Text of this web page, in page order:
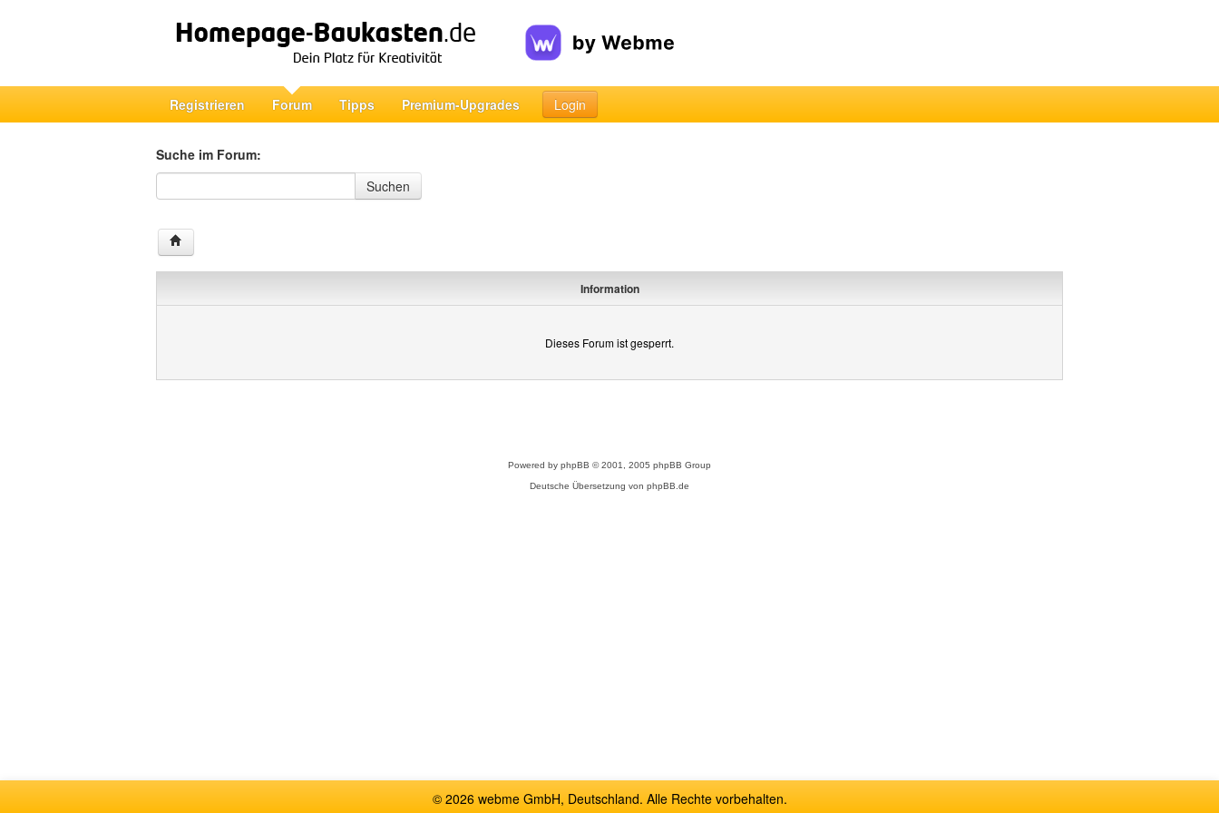
Registrieren Forum Tipps Premium-Upgrades Login
Suche im Forum:
Suche im Forum
Suchen
Information
Dieses Forum ist gesperrt.
Powered by phpBB © 2001, 2005 phpBB Group
Deutsche Übersetzung von phpBB.de
© 2026 webme GmbH, Deutschland. Alle Rechte vorbehalten.